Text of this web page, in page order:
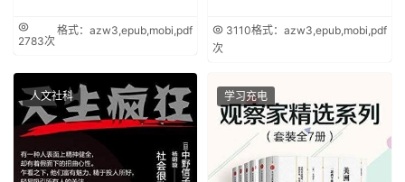
2783次
格式：azw3,epub,mobi,pdf
3110
次
格式：azw3,epub,mobi,pdf
人文社科 学习充电